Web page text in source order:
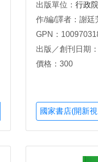
出版單位： 行政
作/編/譯者：謝廷
GPN：
出版／創刊日期
價格：300
國家書店(開新